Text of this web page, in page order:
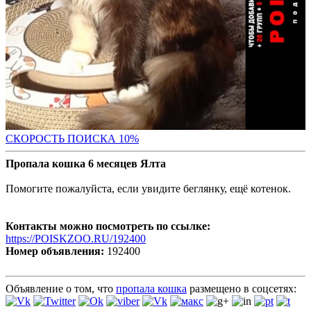
СКОРОСТЬ ПОИСКА 10%
Пропала кошка 6 месяцев Ялта
Помогите пожалуйста, если увидите беглянку, ещё котенок.
Контакты можно посмотреть по ссылке:
https://POISKZOO.RU/192400
Номер объявления: 192400
Объявление о том, что пропала кошка размещено в соцсетях: